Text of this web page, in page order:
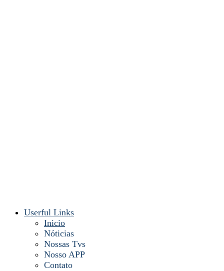
Userful Links
Inicio
Nóticias
Nossas Tvs
Nosso APP
Contato